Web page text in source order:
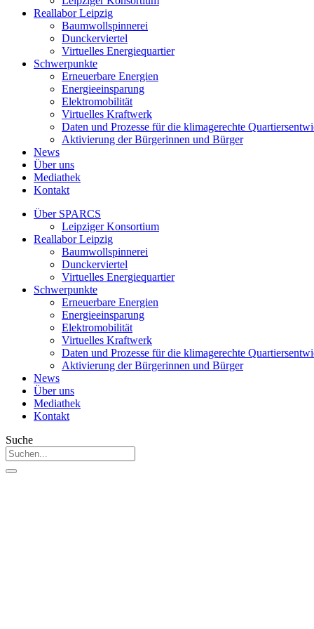
Reallabor Leipzig
Baumwollspinnerei
Dunckerviertel
Virtuelles Energiequartier
Schwerpunkte
Erneuerbare Energien
Energieeinsparung
Elektromobilität
Virtuelles Kraftwerk
Daten und Prozesse für die klimagerechte
Aktivierung der Bürgerinnen und Bürger
News
Über uns
Mediathek
Kontakt
Über SPARCS
Leipziger Konsortium
Reallabor Leipzig
Baumwollspinnerei
Dunckerviertel
Virtuelles Energiequartier
Schwerpunkte
Erneuerbare Energien
Energieeinsparung
Elektromobilität
Virtuelles Kraftwerk
Daten und Prozesse für die klimagerechte
Aktivierung der Bürgerinnen und Bürger
News
Über uns
Mediathek
Kontakt
Suche